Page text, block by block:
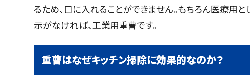
るため、口に入れることができません。もちろん医療用
示がなければ、工業用重曹です。
重曹はなぜキッチン掃除に効果的なのか？